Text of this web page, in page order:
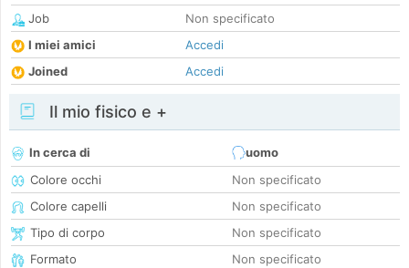
Job
Non specificato
I miei amici
Accedi
Joined
Accedi
Il mio fisico e +
In cerca di
uomo
Colore occhi
Non specificato
Colore capelli
Non specificato
Tipo di corpo
Non specificato
Formato
Non specificato